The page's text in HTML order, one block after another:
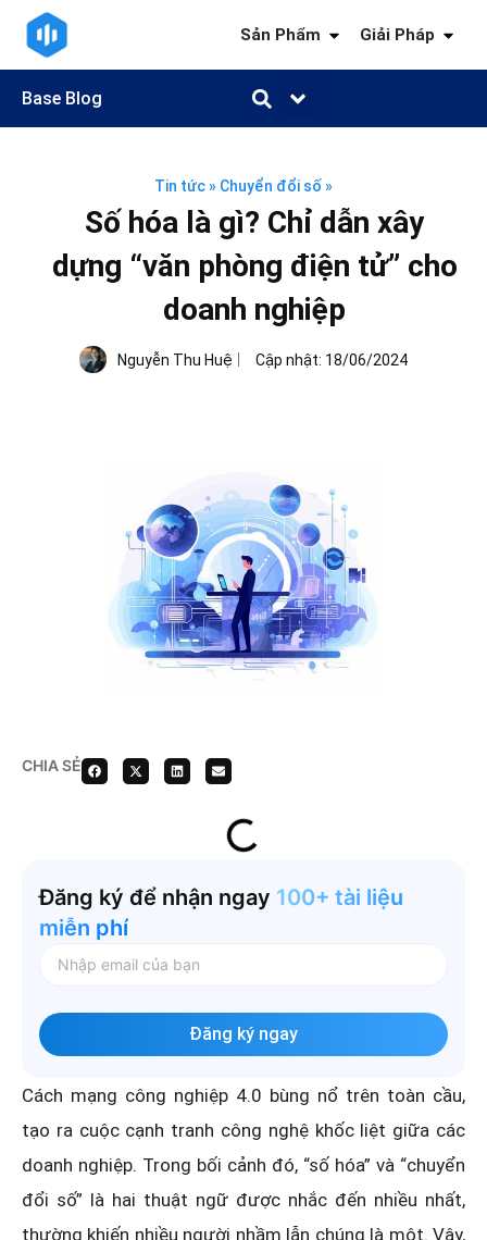
Sản Phẩm Giải Pháp
Base Blog
Tin tức» Chuyển đổi số »
Số hóa là gì? Chỉ dẫn xây
dựng “văn phòng điện tử” cho
doanh nghiệp
Nguyễn Thu Huệ Cập nhật: 18/06/2024
CHIA SẺ
Đăng ký để nhận ngay 100+ tài liệu
miễn phí
Đăng ký ngay
Cách mạng công nghiệp 4.0 bùng nổ trên toàn cầu,
tạo ra cuộc cạnh tranh công nghệ khốc liệt giữa các
doanh nghiệp. Trong bối cảnh đó, “số hóa” và “chuyển
đổi số” là hai thuật ngữ được nhắc đến nhiều nhất,
thường khiến nhiều người nhầm lẫn chúng là một. Vậy,